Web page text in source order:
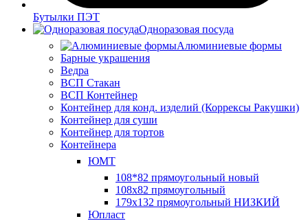
Бутылки ПЭТ
Одноразовая посуда
Алюминиевые формы
Барные украшения
Ведра
ВСП Стакан
ВСП Контейнер
Контейнер для конд. изделий (Коррексы Ракушки)
Контейнер для суши
Контейнер для тортов
Контейнера
ЮМТ
108*82 прямоугольный новый
108х82 прямоугольный
179х132 прямоугольный НИЗКИЙ
Юпласт